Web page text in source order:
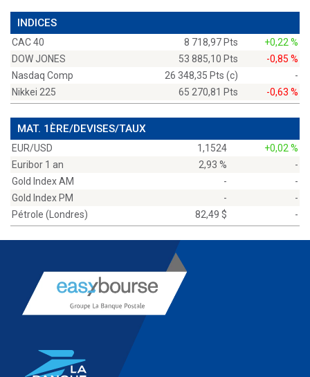
INDICES
CAC 40 8 718,97 Pts
+0,22 %
DOW JONES
53 885,10 Pts
-0,85 %
Nasdaq Comp
26 348,35 Pts (c)
-
Nikkei 225
65 270,81 Pts -0,63 %
MAT. 1ÈRE/DEVISES/TAUX
EUR/USD 1,1524
+0,02 %
Euribor 1 an
2,93 %
-
Gold Index AM
-
-
Gold Index PM
-
-
Pétrole (Londres)
82,49 $ -